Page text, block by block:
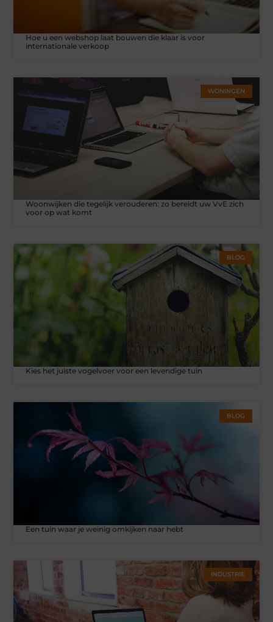
Hoe u een webshop laat bouwen die klaar is voor
internationale verkoop
WONINGEN
Woonwijken die tegelijk verouderen: zo bereidt uw VvE zich
voor op wat komt
BLOG
Kies het juiste vogelvoer voor een levendige tuin
BLOG
Een tuin waar je weinig omkijken naar hebt
INDUSTRIE